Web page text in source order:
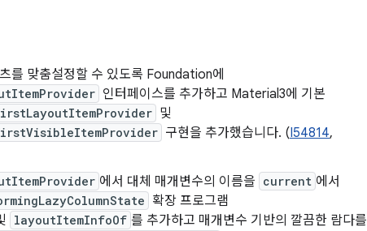
를 맞춤설정할 수 있도록 Foundation에
인터페이스를 추가하고 Material3에 기본
및
구현을 추가했습니다. (I54814,
에서 대체 매개변수의 이름을 current 에서
확장 프로그램
layoutItemInfoOf 를 추가하고 매개변수 기반의 깔끔한 람다를